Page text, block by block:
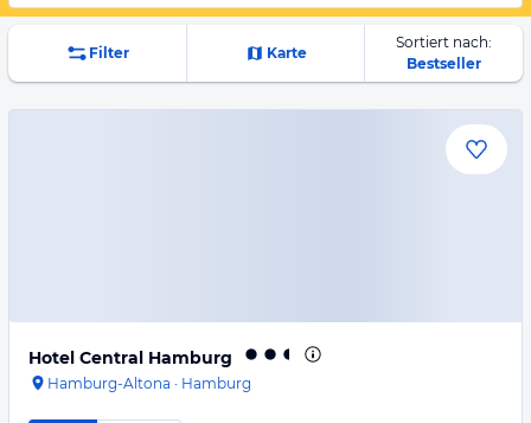
Filter Karte
Sortiert nach:
Bestseller
Hotel Central Hamburg
Hamburg-Altona · Hamburg